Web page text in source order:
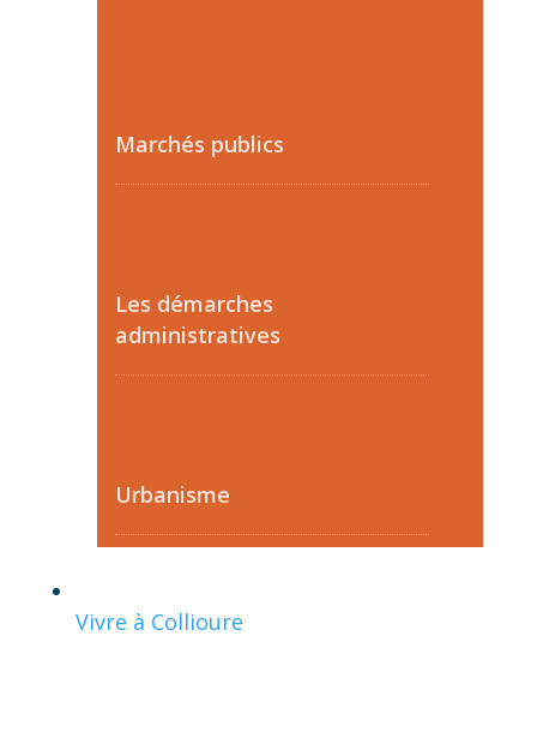
Marchés publics
Les démarches
administratives
Urbanisme
Vivre à Collioure